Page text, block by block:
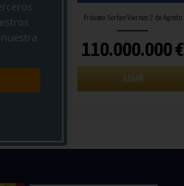
Próximo Sorteo Viernes 7 de Agosto
110.000.000 €
JUGAR